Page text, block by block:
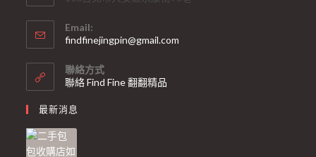
Email:
findfinejingpin@gmail.com
聯絡方式
聯絡 Find Fine 翻翻精品
最新消息